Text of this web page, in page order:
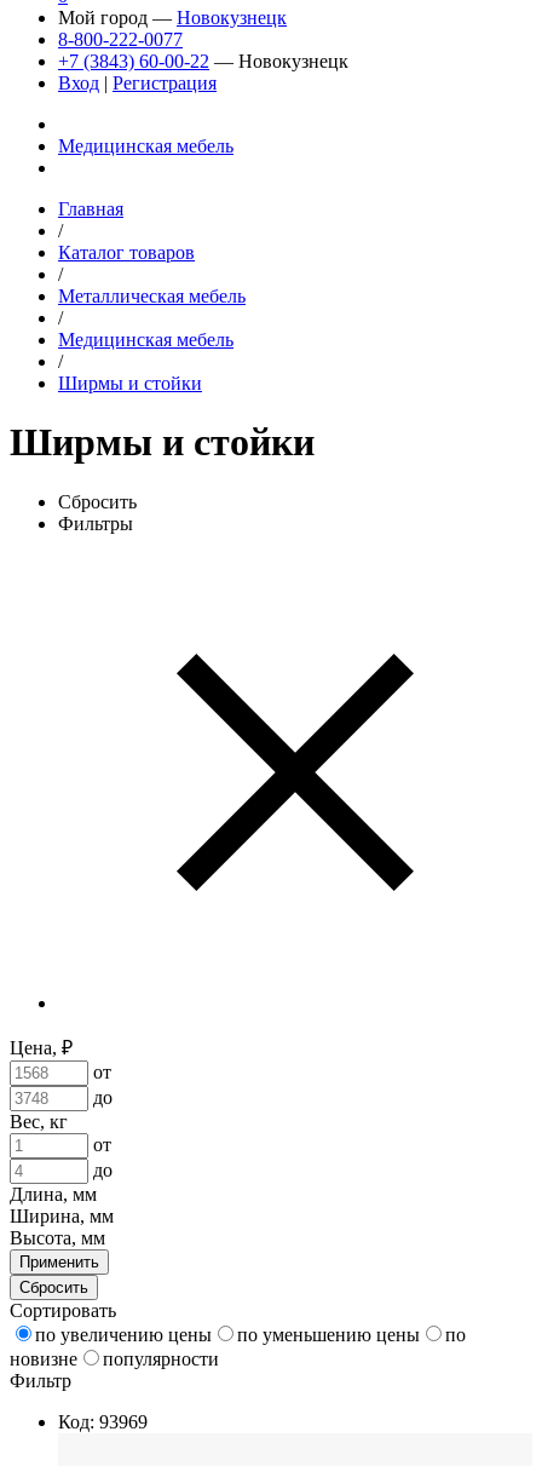
Мой город — Новокузнецк
8-800-222-0077
+7 (3843) 60-00-22 — Новокузнецк
Вход | Регистрация
Медицинская мебель
Главная
/
Каталог товаров
/
Металлическая мебель
/
Медицинская мебель
/
Ширмы и стойки
Ширмы и стойки
Сбросить
Фильтры
Цена, ₽
от
до
Вес, кг
от
до
Длина, мм
Ширина, мм
Высота, мм
Применить
Сбросить
Сортировать
по увеличению цены
по уменьшению цены
по
новизне
популярности
Фильтр
Код: 93969